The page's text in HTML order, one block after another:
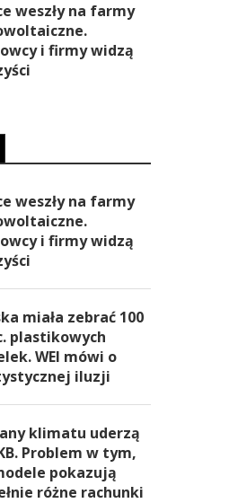
weszły na farmy
i firmy widzą
weszły na farmy
i firmy widzą
miała zebrać 100
plastikowych
WEI mówi o
iluzji
klimatu uderzą
Problem w tym,
pokazują
różne rachunki